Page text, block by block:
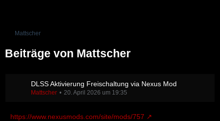
Mattscher
Beiträge von Mattscher
DLSS Aktivierung Freischaltung via Nexus Mod
Mattscher 20. April 2026 um 19:35
https://www.nexusmods.com/site/mods/757